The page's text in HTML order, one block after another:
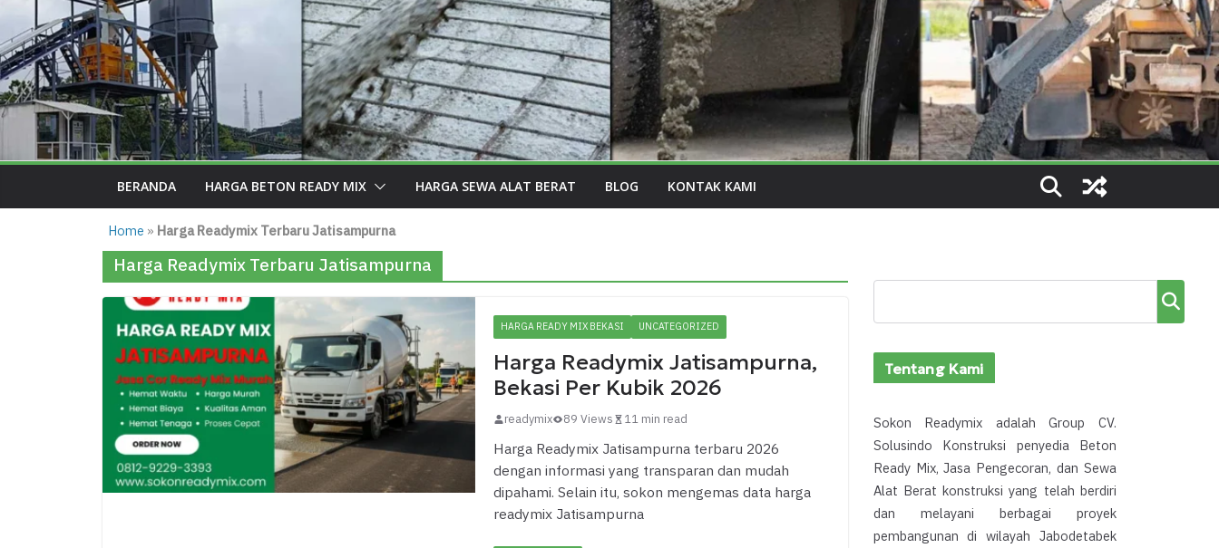
BERANDA HARGA BETON READY MIX HARGA SEWA ALAT BERAT BLOG KONTAK KAMI
Home » Harga Readymix Terbaru Jatisampurna
Harga Readymix Terbaru Jatisampurna
HARGA READY MIX BEKASI UNCATEGORIZED
Harga Readymix Jatisampurna,
Bekasi Per Kubik 2026
readymix 89 Views 11 min read
Harga Readymix Jatisampurna terbaru 2026
dengan informasi yang transparan dan mudah
dipahami. Selain itu, sokon mengemas data harga
readymix Jatisampurna
Cari
Tentang Kami
Sokon Readymix adalah Group CV.
Solusindo Konstruksi penyedia Beton
Ready Mix, Jasa Pengecoran, dan Sewa
Alat Berat konstruksi yang telah berdiri
dan melayani berbagai proyek
pembangunan di wilayah Jabodetabek